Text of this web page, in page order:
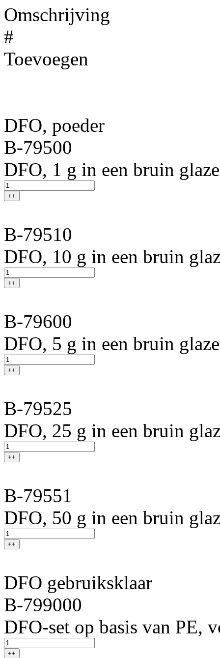
Omschrijving
#
Toevoegen
DFO, poeder
B-79500
DFO, 1 g in een bruin
++
B-79510
DFO, 10 g in een bruin
++
B-79600
DFO, 5 g in een bruin
++
B-79525
DFO, 25 g in een bruin
++
B-79551
DFO, 50 g in een bruin
++
DFO gebruiksklaar
B-799000
DFO-set op basis van PE,
++